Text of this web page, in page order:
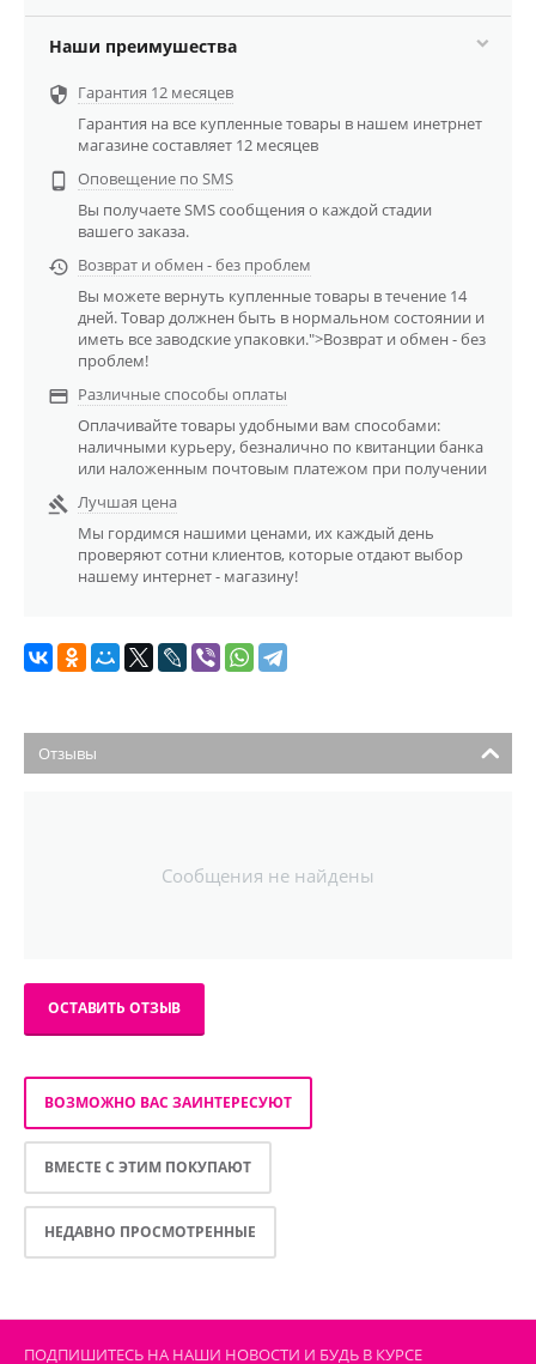
Наши преимушества
 Гарантия 12 месяцев
Гарантия на все купленные товары в нашем инетрнет
магазине составляет 12 месяцев

Оповещение по SMS
Вы получаете SMS сообщения о каждой стадии
вашего заказа.
 Возврат и обмен - без проблем
Вы можете вернуть купленные товары в течение 14
дней. Товар должнен быть в нормальном состоянии и
иметь все заводские упаковки.">Возврат и обмен - без
проблем!
 Различные способы оплаты
Оплачивайте товары удобными вам способами:
наличными курьеру, безналично по квитанции банка
или наложенным почтовым платежом при получении

Лучшая цена
Мы гордимся нашими ценами, их каждый день
проверяют сотни клиентов, которые отдают выбор
нашему интернет - магазину!
Отзывы
Сообщения не найдены
ОСТАВИТЬ ОТЗЫВ
ВОЗМОЖНО ВАС ЗАИНТЕРЕСУЮТ
ВМЕСТЕ С ЭТИМ ПОКУПАЮТ
НЕДАВНО ПРОСМОТРЕННЫЕ
ПОДПИШИТЕСЬ НА НАШИ НОВОСТИ И БУДЬ В КУРСЕ